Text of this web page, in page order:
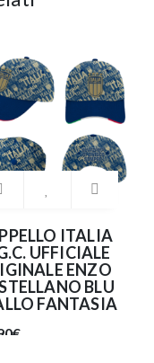
ITALIA
UFFICIALE
ENZO
BLU
FANTASIA